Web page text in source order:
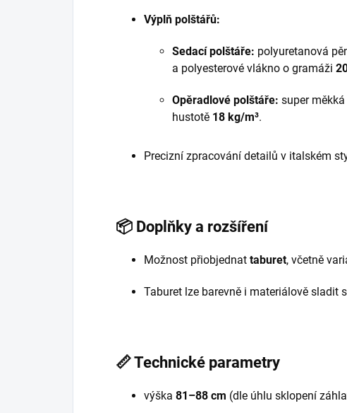
Výplň polštářů:
Sedací polštáře: polyuretanová
a polyesterové vlákno o gramáži
Opěradlové polštáře: super
hustotě 18 kg/m³.
Precizní zpracování detailů v italském
📦 Doplňky a rozšíření
Možnost přiobjednat taburet, včetně
Taburet lze barevně i materiálově sladit
📏Technické parametry
výška 81–88 cm (dle úhlu sklopení